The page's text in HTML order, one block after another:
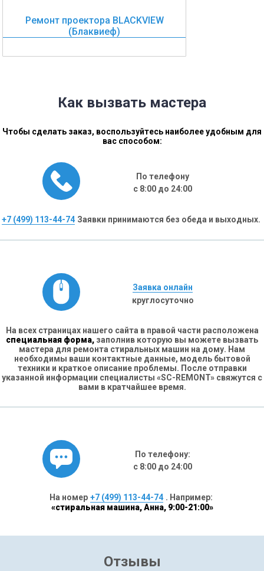
Ремонт проектора BLACKVIEW
(Блаквиеф)
Как вызвать мастера
Чтобы сделать заказ, воспользуйтесь наиболее удобным для
вас способом:
По телефону
с 8:00 до 24:00
+7 (499) 113-44-74 Заявки принимаются без обеда и выходных.
Заявка онлайн
круглосуточно
На всех страницах нашего сайта в правой части расположена
специальная форма, заполнив которую вы можете вызвать
мастера для ремонта стиральных машин на дому. Нам
необходимы ваши контактные данные, модель бытовой
техники и краткое описание проблемы. После отправки
указанной информации специалисты «SC-REMONT» свяжутся с
вами в кратчайшее время.
По телефону:
с 8:00 до 24:00
На номер +7 (499) 113-44-74 . Например:
«стиральная машина, Анна, 9:00-21:00»
Отзывы